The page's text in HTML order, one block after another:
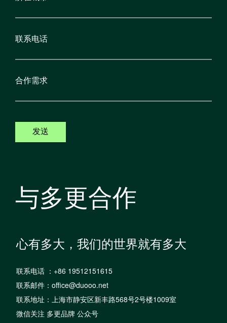
发送
与多更合作
心有多大，我们的世界就有多大
联系电话 ：+86 19512151615
联系邮件：office@duooo.net
联系地址：上海市静安区新丰路568号2号楼1009室
微信关注 多更品牌 公众号